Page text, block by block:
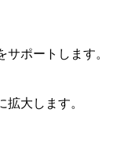
ポートします。
大します。